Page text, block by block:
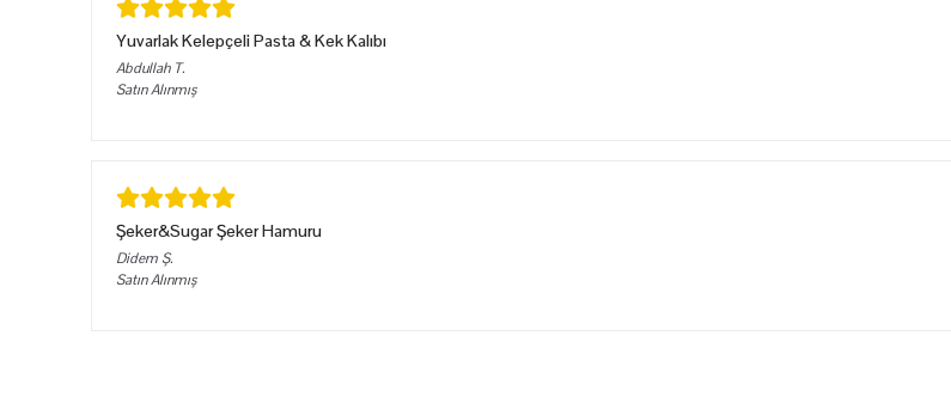
Yuvarlak Kelepçeli Pasta & Kek Kalıbı
Abdullah T.
Satın Alınmış
Şeker&Sugar Şeker Hamuru
Didem Ş.
Satın Alınmış